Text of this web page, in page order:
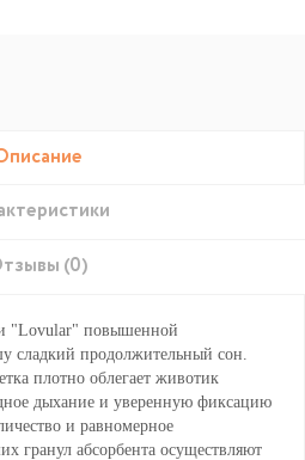
(0)
"Lovular" повышенной
сладкий продолжительный сон.
плотно облегает животик
дыхание и уверенную фиксацию
и равномерное
гранул абсорбента осуществляют